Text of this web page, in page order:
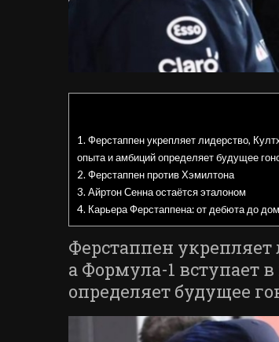
1.Ферстаппен укрепляет лидерство,
опыта и амбиций определяет будущее
2.Ферстаппен против Хэмилтона
3.Айртон Сенна остаётся эталоном
4. Карьера Ферстаппена: от дебюта до
Ферстаппен
а Формула-1 вступает
определяет будущее